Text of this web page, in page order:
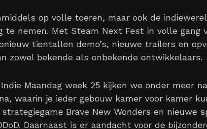
op volle toeren, maar ook de
te nemen. Met Steam Next Fest in volle gang
tientallen demo’s, nieuwe trailers en
zowel bekende als onbekende ontwikkelaars.
Maandag week 25 kijken we onder meer
waarin je ieder gebouw kamer voor kamer
Brave New Wonders en nieuwe
Daarnaast is er aandacht voor de